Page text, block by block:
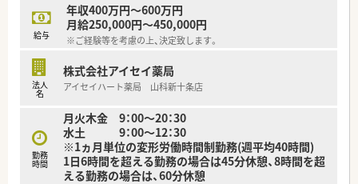
給与
年収400万円～600万円
月給250,000円～450,000円
※ご経験等を考慮の上、決定致します。
法人
名
株式会社アイセイ薬局
アイセイハート薬局 山科新十条店
勤務
時間
月火木金 9：00～20：30
水土 9：00～12：30
※1ヵ月単位の変形労働時間制勤務(週平均40時間)
1日6時間を超える勤務の場合は45分休憩、8時間を超
える勤務の場合は、60分休憩